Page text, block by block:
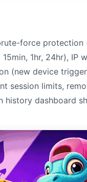
force
1hr, 24hr), IP
(new device
session limits,
dashboard